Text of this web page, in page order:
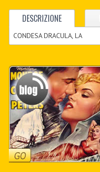
DESCRIZIONE
CONDESA DRACULA, LA